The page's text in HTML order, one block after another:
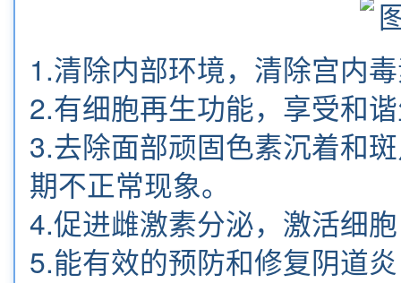
1.清除内部环境，清除宫内
2.有细胞再生功能，享受和
3.去除面部顽固色素沉着和
期不正常现象。
4.促进雌激素分泌，激活细
5.能有效的预防和修复阴道